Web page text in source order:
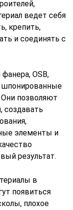
ведет себя
крепить,
и соединять с
OSB,
позволяют
создавать
элементы и
результат.
в
появиться
плохое